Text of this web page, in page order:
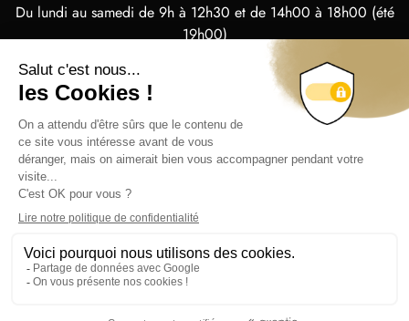
Du lundi au samedi de 9h à 12h30 et de 14h00 à 18h00 (été
19h00)
Les dimanches et jours fériés de 9h30 à 12h30
ACCÈS RAPIDES
Mentions légales et politique de confidentialité
Conditions générales de vente
2024 © Deprade Jorda – Site réalisé avec ♥️ par
Conseil
L’ABUS D’ALCOOL EST DANGEREUX POUR LA SANTÉ. À